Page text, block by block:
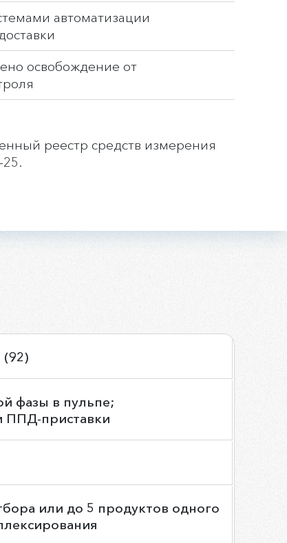
автоматизации
освобождение от
реестр средств измерения
(92)
фазы в пульпе;
ППД-приставки
или до 5 продуктов одного